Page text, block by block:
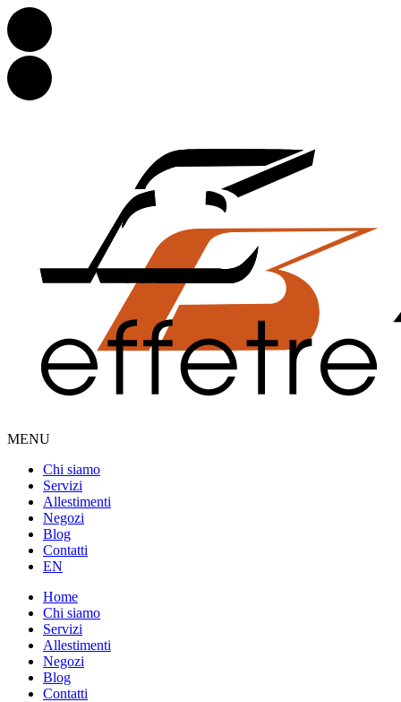
MENU
Chi siamo
Servizi
Allestimenti
Negozi
Blog
Contatti
EN
Home
Chi siamo
Servizi
Allestimenti
Negozi
Blog
Contatti